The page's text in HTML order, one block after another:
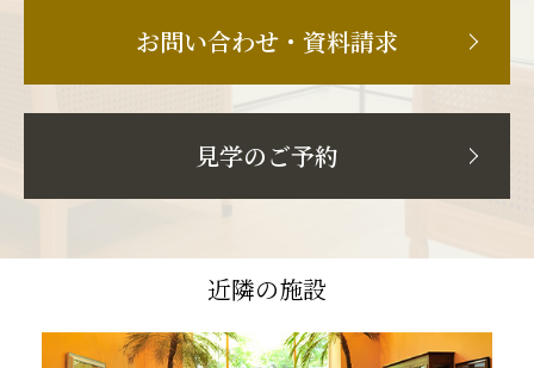
お問い合わせ・資料請求
見学のご予約
近隣の施設